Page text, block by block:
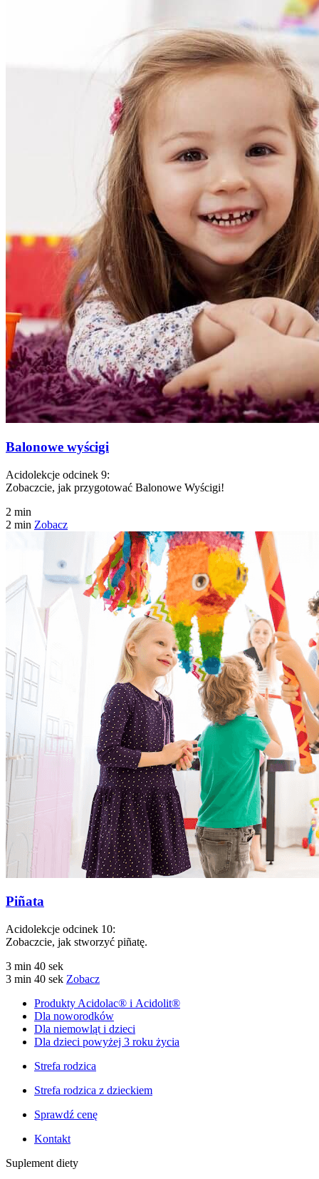
Balonowe wyścigi
Acidolekcje odcinek 9:
Zobaczcie, jak przygotować Balonowe Wyścigi!
2 min
2 min Zobacz
Piñata
Acidolekcje odcinek 10:
Zobaczcie, jak stworzyć piñatę.
3 min 40 sek
3 min 40 sek Zobacz
Produkty Acidolac® i Acidolit®
Dla noworodków
Dla niemowląt i dzieci
Dla dzieci powyżej 3 roku życia
Strefa rodzica
Strefa rodzica z dzieckiem
Sprawdź cenę
Kontakt
Suplement diety